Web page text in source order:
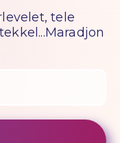
tele